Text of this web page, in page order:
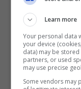
Learn more
Your personal data
your device
data) may be
partners, or used
may use precise
Some vendors may